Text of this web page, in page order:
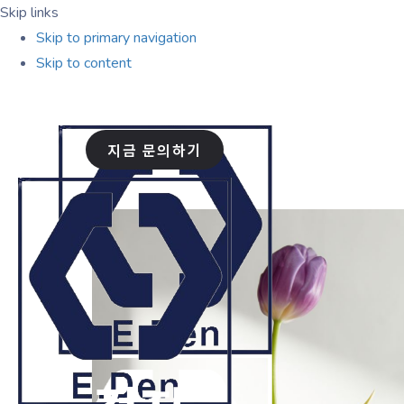
Skip links
Skip to primary navigation
Skip to content
지금 문의하기